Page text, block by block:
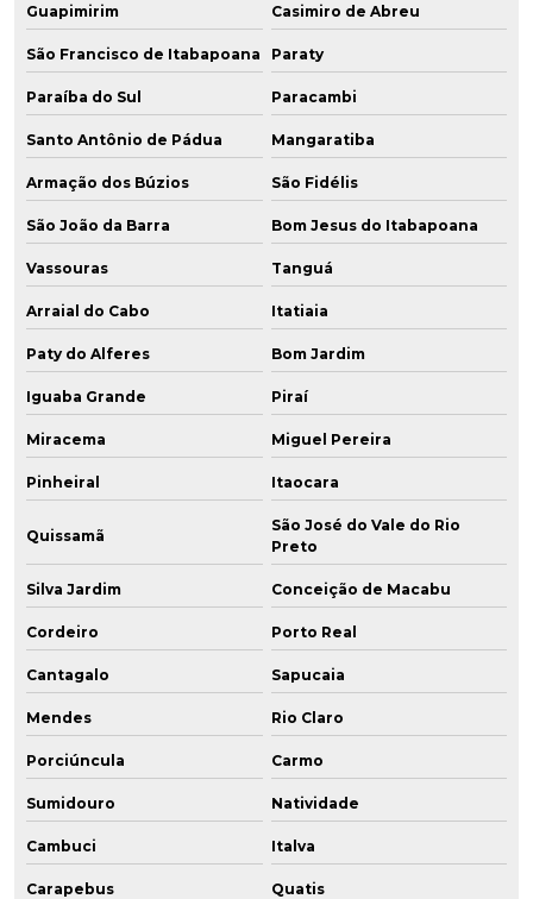
Guapimirim Casimiro de Abreu
São Francisco de Itabapoana Paraty
Paraíba do Sul Paracambi
Santo Antônio de Pádua Mangaratiba
Armação dos Búzios São Fidélis
São João da Barra Bom Jesus do Itabapoana
Vassouras Tanguá
Arraial do Cabo Itatiaia
Paty do Alferes Bom Jardim
Iguaba Grande Piraí
Miracema Miguel Pereira
Pinheiral Itaocara
Quissamã
São José do Vale do Rio
Preto
Silva Jardim Conceição de Macabu
Cordeiro Porto Real
Cantagalo Sapucaia
Mendes Rio Claro
Porciúncula Carmo
Sumidouro Natividade
Cambuci Italva
Carapebus Quatis